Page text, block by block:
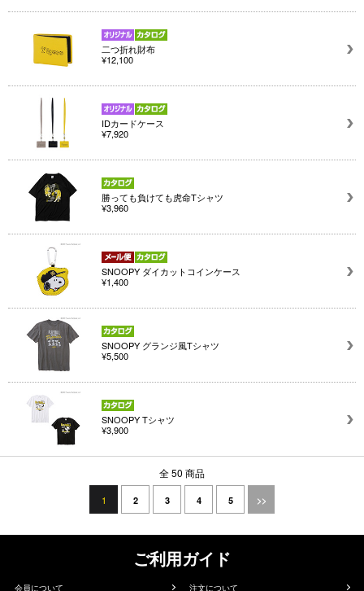
二つ折れ財布
¥12,100
IDカードケース
¥7,920
勝っても負けても虎命Tシャツ
¥3,960
SNOOPY ダイカットコインケース
¥1,400
SNOOPY グランジ風Tシャツ
¥5,500
SNOOPY Tシャツ
¥3,900
全 50 商品
1 2 3 4 5 >>
ご利用ガイド
会員について 注文について